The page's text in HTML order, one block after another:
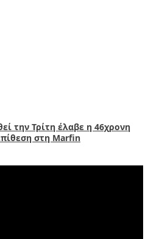
την Τρίτη έλαβε η 46χρονη
στη Marfin